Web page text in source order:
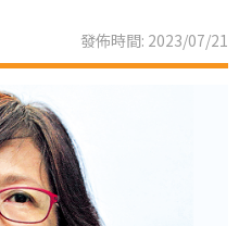
發佈時間: 2023/07/21